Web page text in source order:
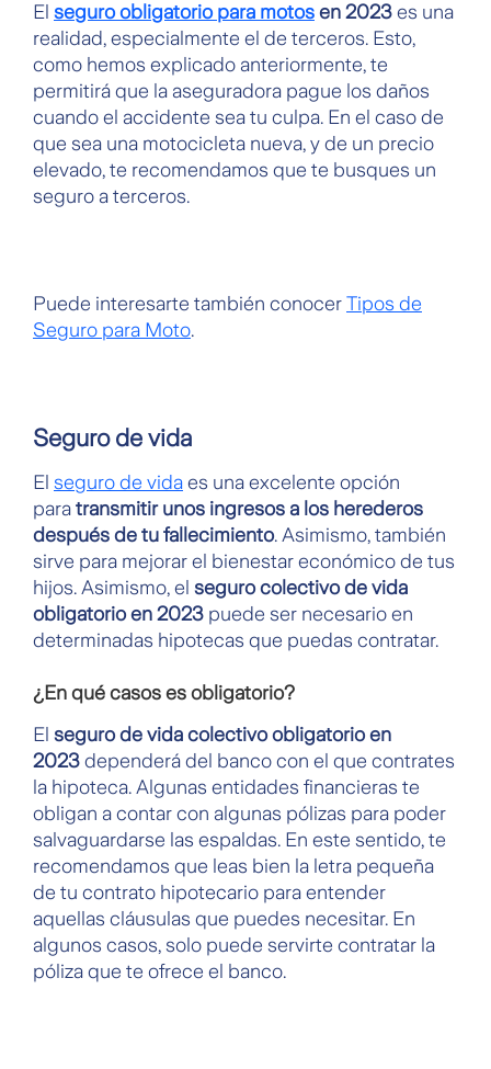
El seguro obligatorio para motos en 2023 es una
realidad, especialmente el de terceros. Esto,
como hemos explicado anteriormente, te
permitirá que la aseguradora pague los daños
cuando el accidente sea tu culpa. En el caso de
que sea una motocicleta nueva, y de un precio
elevado, te recomendamos que te busques un
seguro a terceros.
Puede interesarte también conocer Tipos de
Seguro para Moto.
Seguro de vida
El seguro de vida es una excelente opción
para transmitir unos ingresos a los herederos
después de tu fallecimiento. Asimismo, también
sirve para mejorar el bienestar económico de tus
hijos. Asimismo, el seguro colectivo de vida
obligatorio en 2023 puede ser necesario en
determinadas hipotecas que puedas contratar.
¿En qué casos es obligatorio?
El seguro de vida colectivo obligatorio en
2023 dependerá del banco con el que contrates
la hipoteca. Algunas entidades financieras te
obligan a contar con algunas pólizas para poder
salvaguardarse las espaldas. En este sentido, te
recomendamos que leas bien la letra pequeña
de tu contrato hipotecario para entender
aquellas cláusulas que puedes necesitar. En
algunos casos, solo puede servirte contratar la
póliza que te ofrece el banco.